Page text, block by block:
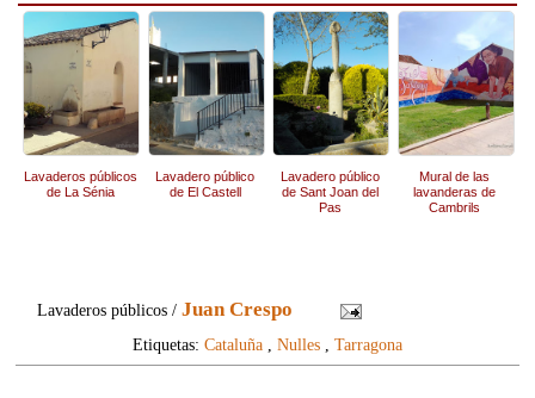
Lavaderos públicos
de La Sénia
Lavadero público
de El Castell
Lavadero público
de Sant Joan del
Pas
Mural de las
lavanderas de
Cambrils
Lavaderos públicos /Juan Crespo
Etiquetas: Cataluña , Nulles , Tarragona